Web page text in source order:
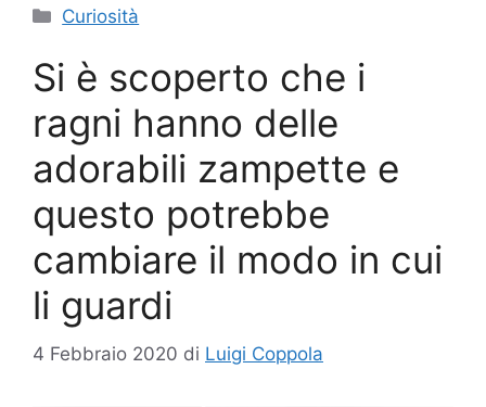
Categorie
Curiosità
Si è scoperto che i
ragni hanno delle
adorabili zampette e
questo potrebbe
cambiare il modo in cui
li guardi
4 Febbraio 2020 di Luigi Coppola